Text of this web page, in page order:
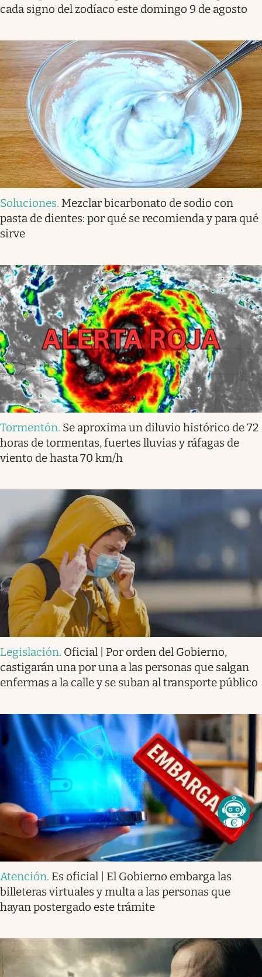
cada signo del zodíaco este domingo 9 de agosto
Soluciones. Mezclar bicarbonato de sodio con
pasta de dientes: por qué se recomienda y para qué
sirve
Tormentón. Se aproxima un diluvio histórico de 72
horas de tormentas, fuertes lluvias y ráfagas de
viento de hasta 70 km/h
Legislación. Oficial | Por orden del Gobierno,
castigarán una por una a las personas que salgan
enfermas a la calle y se suban al transporte público
Atención. Es oficial | El Gobierno embarga las
billeteras virtuales y multa a las personas que
hayan postergado este trámite